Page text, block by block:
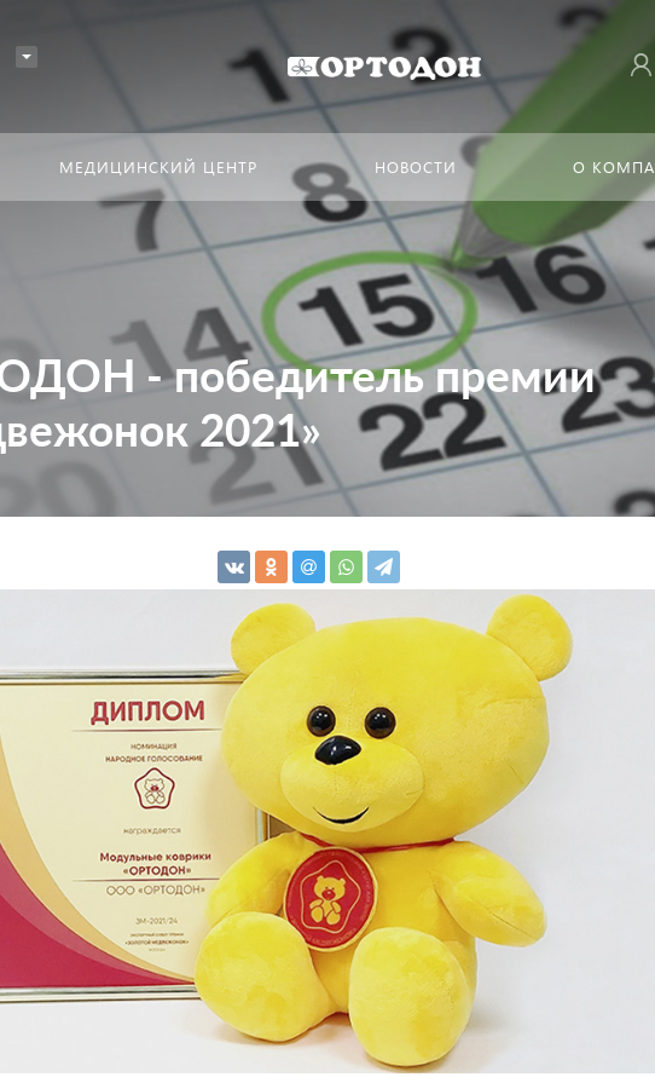
МЕДИЦИНСКИЙ ЦЕНТР НОВОСТИ О
- победитель премии
2021»